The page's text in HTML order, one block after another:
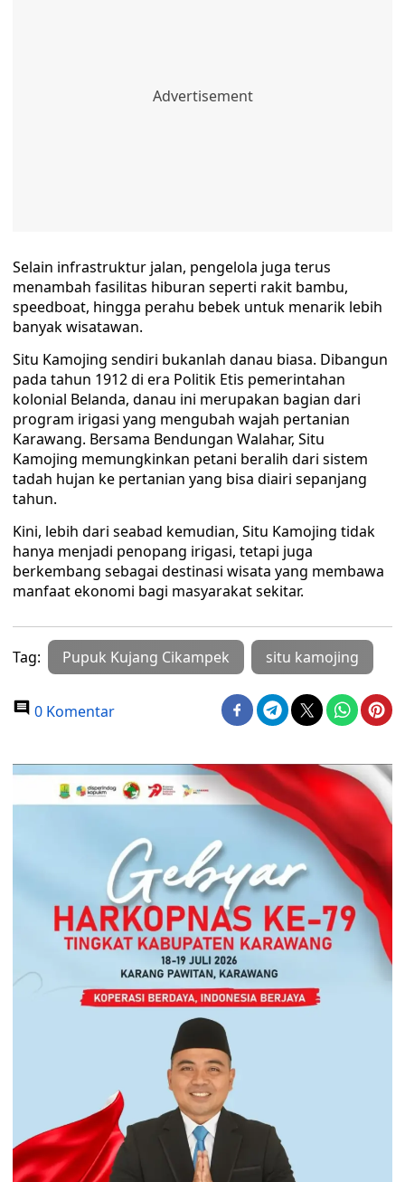
Selain infrastruktur jalan, pengelola juga terus
menambah fasilitas hiburan seperti rakit bambu,
speedboat, hingga perahu bebek untuk menarik lebih
banyak wisatawan.
Situ Kamojing sendiri bukanlah danau biasa. Dibangun
pada tahun 1912 di era Politik Etis pemerintahan
kolonial Belanda, danau ini merupakan bagian dari
program irigasi yang mengubah wajah pertanian
Karawang. Bersama Bendungan Walahar, Situ
Kamojing memungkinkan petani beralih dari sistem
tadah hujan ke pertanian yang bisa diairi sepanjang
tahun.
Kini, lebih dari seabad kemudian, Situ Kamojing tidak
hanya menjadi penopang irigasi, tetapi juga
berkembang sebagai destinasi wisata yang membawa
manfaat ekonomi bagi masyarakat sekitar.
Tag: Pupuk Kujang Cikampek situ kamojing
0 Komentar